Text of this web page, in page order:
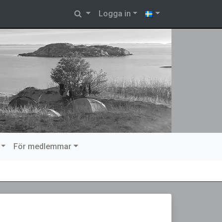
Logga in
För medlemmar